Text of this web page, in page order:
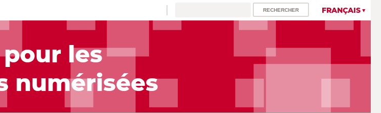
FRANÇAIS
les
numérisées